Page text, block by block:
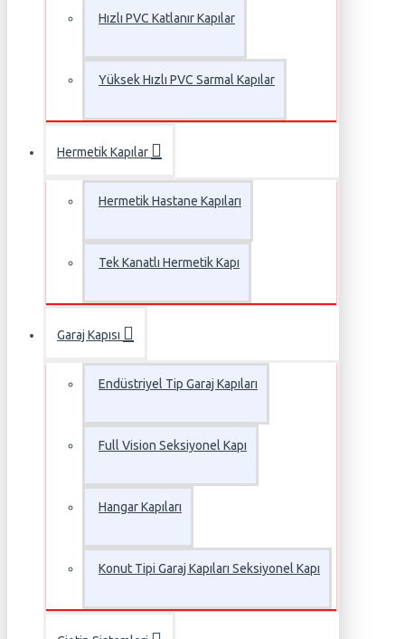
Hızlı PVC Katlanır Kapılar
Yüksek Hızlı PVC Sarmal Kapılar
Hermetik Kapılar
Hermetik Hastane Kapıları
Tek Kanatlı Hermetik Kapı
Garaj Kapısı
Endüstriyel Tip Garaj Kapıları
Full Vision Seksiyonel Kapı
Hangar Kapıları
Konut Tipi Garaj Kapıları Seksiyonel Kapı